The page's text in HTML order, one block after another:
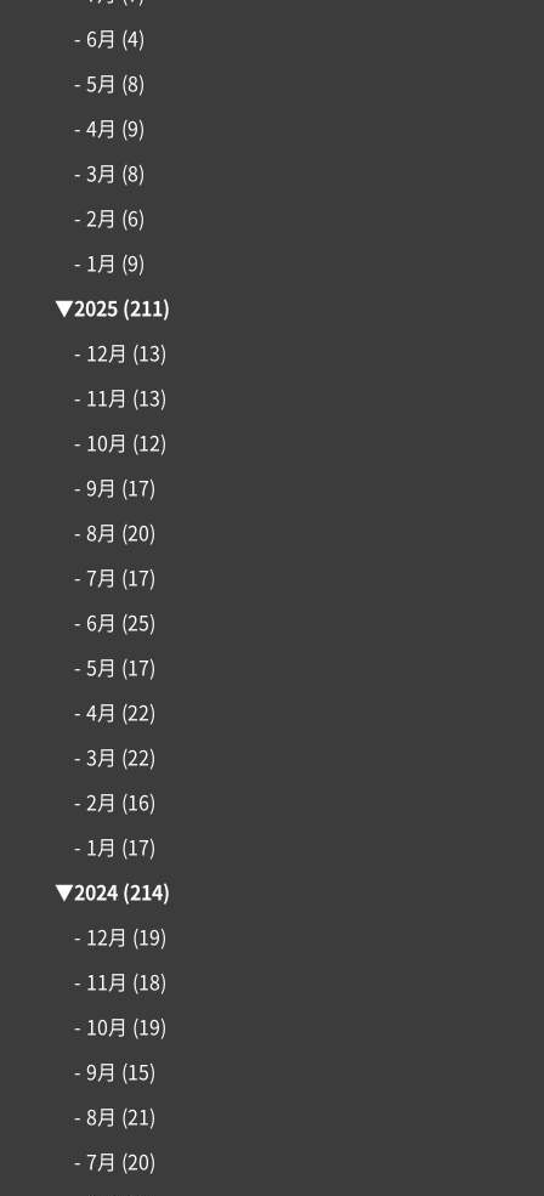
コンセプト
はじめての家づくり
アイフルホームについて
土地情報
- 6月 (4)
- 5月 (8)
- 4月 (9)
- 3月 (8)
- 2月 (6)
- 1月 (9)
▼2025(211)
- 12月 (13)
- 11月 (13)
- 10月 (12)
- 9月 (17)
- 8月 (20)
- 7月 (17)
- 6月 (25)
- 5月 (17)
- 4月 (22)
- 3月 (22)
- 2月 (16)
- 1月 (17)
▼2024(214)
- 12月 (19)
- 11月 (18)
- 10月 (19)
- 9月 (15)
- 8月 (21)
- 7月 (20)